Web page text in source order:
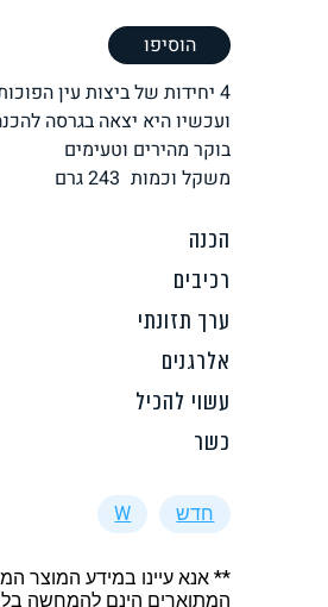
לחם, עוגות, מאפים
ממרחים ורטבים
איטלקי
הוסיפו
4 יחידות של ביצות עין
ועכשיו היא יצאה בגרסה
בוקר מהירים וטעימים
משקל וכמות
גרם
הכנה
רכיבים
ערך תזונתי
אלרגנים
עשוי להכיל
כשר
חדש W
** אנא עיינו במידע המוצר
המתוארים הינם להמחשה